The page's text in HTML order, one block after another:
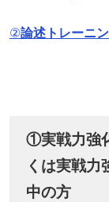
②論述トレーニ
①実戦力強
くは実戦力
中の方